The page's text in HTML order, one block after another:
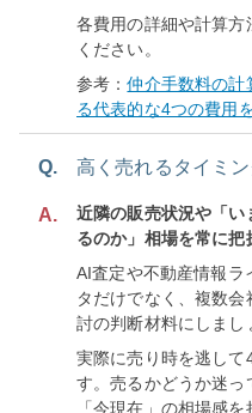
各費用の詳細や計算方
ください。
参考：仲介手数料の計
る代表的な4つの費用
Q. 高く売れるタイミ
A.
近隣の販売状況や「い
るのか」相場を常に把
AI査定や不動産情報ラ
タだけでなく、複数
討の判断材料にしまし
実際に売り時を逃して
す。売るかどうか迷っ
「今現在」の相場感